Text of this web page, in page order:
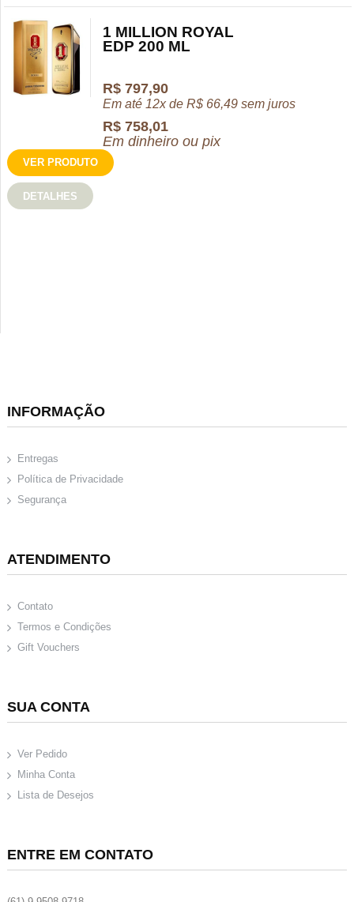
1 MILLION ROYAL
EDP 200 ML
R$ 797,90
Em até 12x deR$ 66,49 sem juros
R$ 758,01
Em dinheiro ou pix
VER PRODUTO
DETALHES
INFORMAÇÃO
Entregas
Política de Privacidade
Segurança
ATENDIMENTO
Contato
Termos e Condições
Gift Vouchers
SUA CONTA
Ver Pedido
Minha Conta
Lista de Desejos
ENTRE EM CONTATO